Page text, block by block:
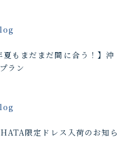
夏もまだまだ間に合う！】沖
ラン
限定ドレス入荷のお知ら